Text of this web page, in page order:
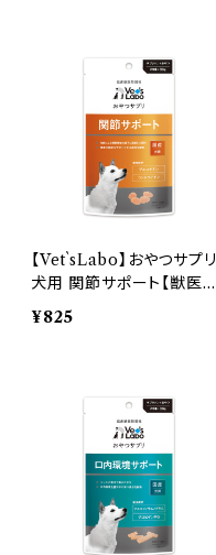
【Vet`sLabo】おやつサプリ
犬用 関節サポート【獣医師
開発】
¥825